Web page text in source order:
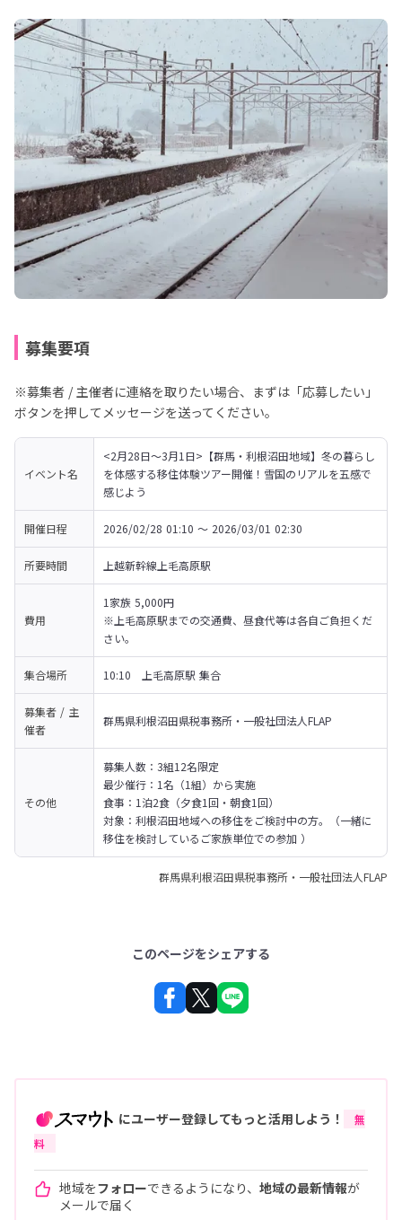
募集要項
※募集者 / 主催者に連絡を取りたい場合、まずは「応募したい」
ボタンを押してメッセージを送ってください。
イベント名
<2月28日〜3月1日>【群馬・利根沼田地域】冬の暮らし
を体感する移住体験ツアー開催！雪国のリアルを五感で
感じよう
開催日程 2026/02/28 01:10 〜 2026/03/01 02:30
所要時間 上越新幹線上毛高原駅
費用
1家族 5,000円
※上毛高原駅までの交通費、昼食代等は各自ご負担くだ
さい。
集合場所 10:10　上毛高原駅 集合
募集者 / 主
催者
群馬県利根沼田県税事務所・一般社団法人FLAP
その他
募集人数：3組12名限定
最少催行：1名（1組）から実施
食事：1泊2食（夕食1回・朝食1回）
対象：利根沼田地域への移住をご検討中の方。（一緒に
移住を検討しているご家族単位での参加 ）
群馬県利根沼田県税事務所・一般社団法人FLAP
このページをシェアする
にユーザー登録してもっと活用しよう！
無
料
地域をフォローできるようになり、 地域の最新情報が
メールで届く